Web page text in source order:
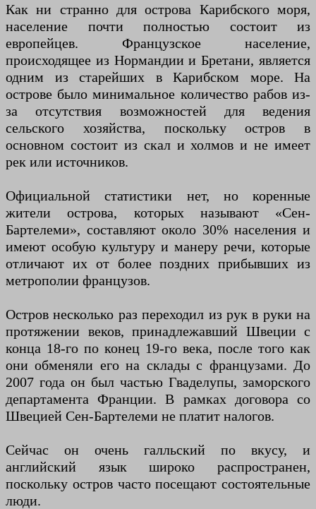
Как ни странно для острова Карибского моря,
население почти полностью состоит из
европейцев. Французское население,
происходящее из Нормандии и Бретани, является
одним из старейших в Карибском море. На
острове было минимальное количество рабов из-
за отсутствия возможностей для ведения
сельского хозяйства, поскольку остров в
основном состоит из скал и холмов и не имеет
рек или источников.
Официальной статистики нет, но коренные
жители острова, которых называют «Сен-
Бартелеми», составляют около 30% населения и
имеют особую культуру и манеру речи, которые
отличают их от более поздних прибывших из
метрополии французов.
Остров несколько раз переходил из рук в руки на
протяжении веков, принадлежавший Швеции с
конца 18-го по конец 19-го века, после того как
они обменяли его на склады с французами. До
2007 года он был частью Гваделупы, заморского
департамента Франции. В рамках договора со
Швецией Сен-Бартелеми не платит налогов.
Сейчас он очень галльский по вкусу, и
английский язык широко распространен,
поскольку остров часто посещают состоятельные
люди.